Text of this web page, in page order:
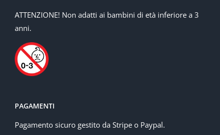
ATTENZIONE! Non adatti ai bambini di età inferiore a 3
anni.
PAGAMENTI
Pagamento sicuro gestito da Stripe o Paypal.